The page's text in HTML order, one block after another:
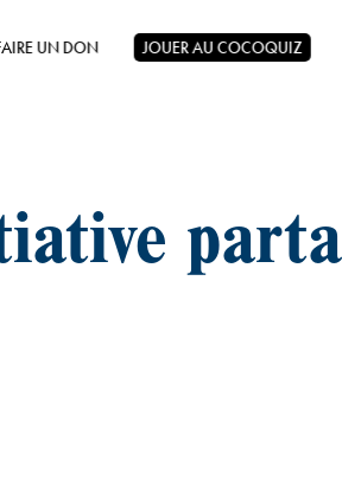
UN DON JOUER AU COCOQUIZ